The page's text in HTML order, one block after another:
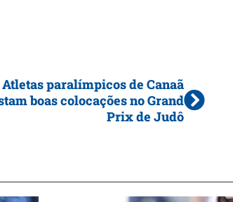
Atletas paralímpicos de Canaã
boas colocações no Grand
Prix de Judô